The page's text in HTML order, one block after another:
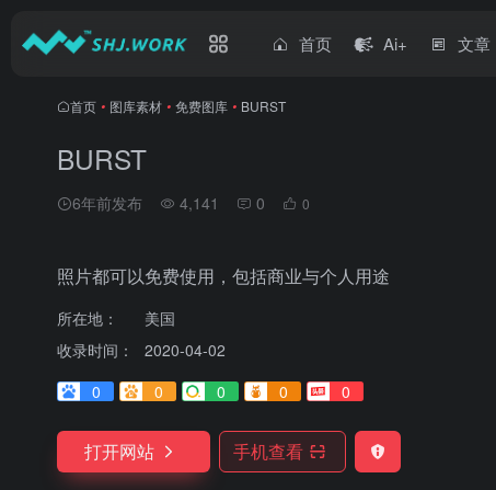
首页 Ai+ 文章
首页 • 图库素材 • 免费图库 • BURST
BURST
6年前发布 4,141 0 0
照片都可以免费使用，包括商业与个人用途
所在地：
美国
收录时间：
2020-04-02
0
0 0 0 0
打开网站 手机查看